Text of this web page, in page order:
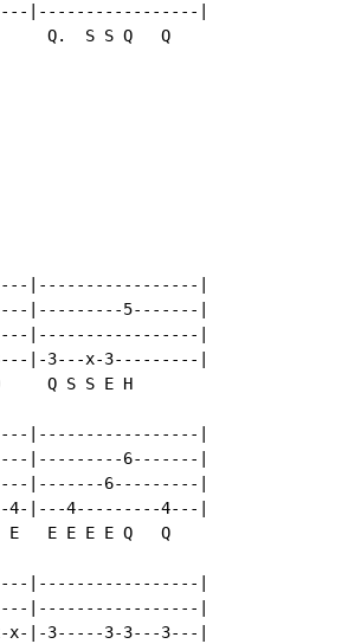
|-----------------|
Q.  S S Q   Q
|-----------------|
|---------5-------|
|-----------------|
|-3---x-3---------|
Q S S E H
|-----------------|
|---------6-------|
|-------6---------|
|---4---------4---|
E   E E E E Q   Q
|-----------------|
|-----------------|
|-3-----3-3---3---|